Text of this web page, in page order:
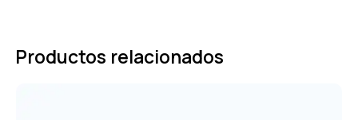
Productos relacionados